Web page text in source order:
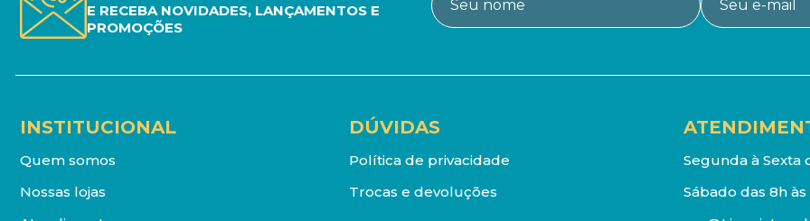
E RECEBA NOVIDADES, LANÇAMENTOS E
PROMOÇÕES
INSTITUCIONAL
Quem somos
Nossas lojas
DÚVIDAS
Política de privacidade
Trocas e devoluções
Segunda à Sexta
Sábado das 8h às